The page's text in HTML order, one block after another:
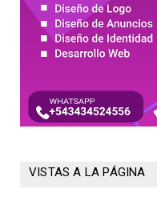
VISTAS A LA PÁGINA